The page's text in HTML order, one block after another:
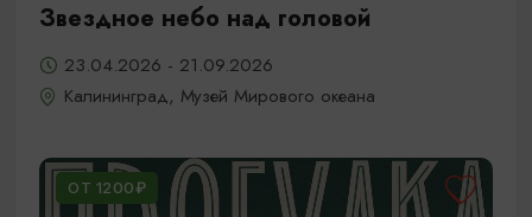
Звездное небо над головой
23.04.2026 - 21.09.2026
Калининград, Музей Мирового океана
ОТ 1200₽